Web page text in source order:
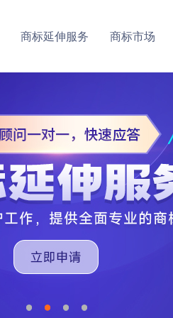
商标延伸服务 商标市场